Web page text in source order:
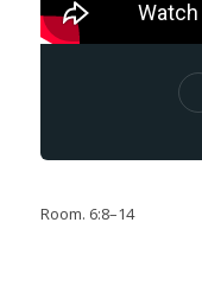
Room. 6:8–14